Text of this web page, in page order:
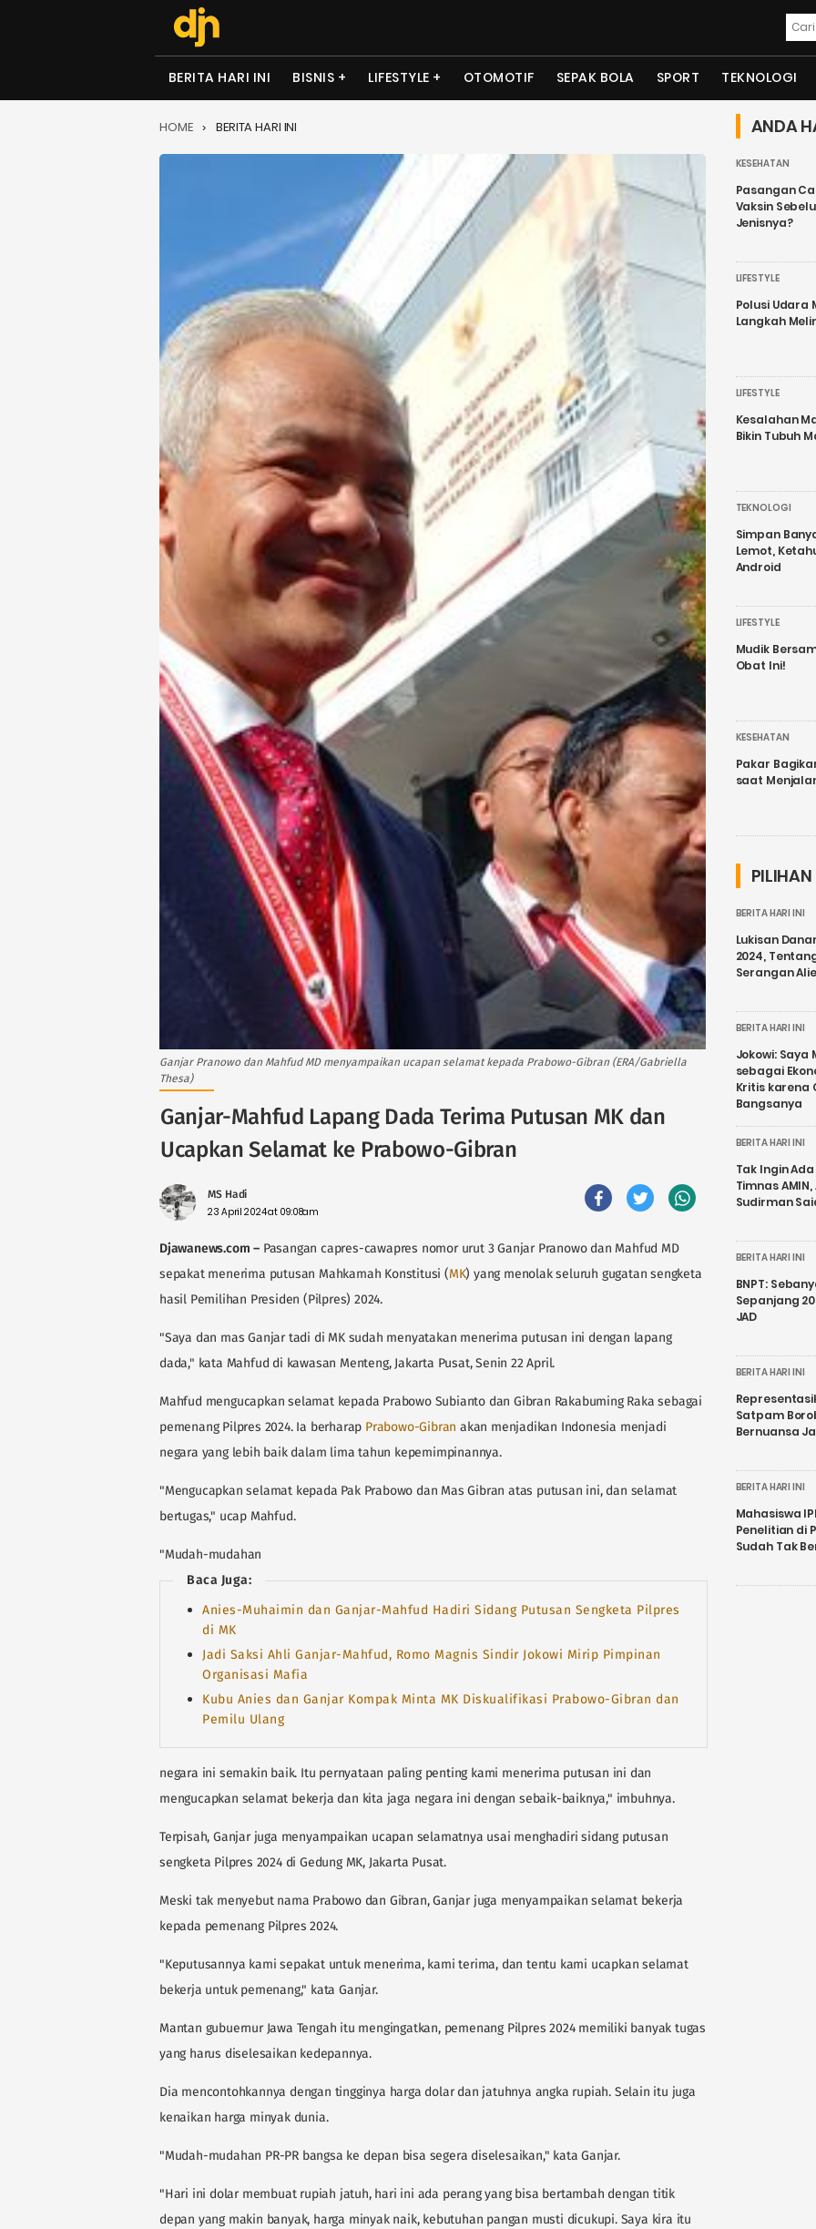
BERITA HARI INI BISNIS LIFESTYLE OTOMOTIF SEPAK BOLA SPORT TEKNOLOGI
HOME BERITA HARI INI
Ganjar Pranowo dan Mahfud MD menyampaikan ucapan selamat kepada Prabowo-Gibran (ERA/Gabriella
Thesa)
Ganjar-Mahfud Lapang Dada Terima Putusan MK dan
Ucapkan Selamat ke Prabowo-Gibran
MS Hadi
23 April 2024 at 09:08am
Djawanews.com – Pasangan capres-cawapres nomor urut 3 Ganjar Pranowo dan Mahfud MD
sepakat menerima putusan Mahkamah Konstitusi (MK) yang menolak seluruh gugatan sengketa
hasil Pemilihan Presiden (Pilpres) 2024.
"Saya dan mas Ganjar tadi di MK sudah menyatakan menerima putusan ini dengan lapang
dada," kata Mahfud di kawasan Menteng, Jakarta Pusat, Senin 22 April.
Mahfud mengucapkan selamat kepada Prabowo Subianto dan Gibran Rakabuming Raka sebagai
pemenang Pilpres 2024. Ia berharap Prabowo-Gibran akan menjadikan Indonesia menjadi
negara yang lebih baik dalam lima tahun kepemimpinannya.
"Mengucapkan selamat kepada Pak Prabowo dan Mas Gibran atas putusan ini, dan selamat
bertugas," ucap Mahfud.
"Mudah-mudahan
Baca Juga:
Anies-Muhaimin dan Ganjar-Mahfud Hadiri Sidang Putusan Sengketa Pilpres
di MK
Jadi Saksi Ahli Ganjar-Mahfud, Romo Magnis Sindir Jokowi Mirip Pimpinan
Organisasi Mafia
Kubu Anies dan Ganjar Kompak Minta MK Diskualifikasi Prabowo-Gibran dan
Pemilu Ulang
negara ini semakin baik. Itu pernyataan paling penting kami menerima putusan ini dan
mengucapkan selamat bekerja dan kita jaga negara ini dengan sebaik-baiknya," imbuhnya.
Terpisah, Ganjar juga menyampaikan ucapan selamatnya usai menghadiri sidang putusan
sengketa Pilpres 2024 di Gedung MK, Jakarta Pusat.
Meski tak menyebut nama Prabowo dan Gibran, Ganjar juga menyampaikan selamat bekerja
kepada pemenang Pilpres 2024.
"Keputusannya kami sepakat untuk menerima, kami terima, dan tentu kami ucapkan selamat
bekerja untuk pemenang," kata Ganjar.
Mantan gubuernur Jawa Tengah itu mengingatkan, pemenang Pilpres 2024 memiliki banyak tugas
yang harus diselesaikan kedepannya.
Dia mencontohkannya dengan tingginya harga dolar dan jatuhnya angka rupiah. Selain itu juga
kenaikan harga minyak dunia.
"Mudah-mudahan PR-PR bangsa ke depan bisa segera diselesaikan," kata Ganjar.
"Hari ini dolar membuat rupiah jatuh, hari ini ada perang yang bisa bertambah dengan titik
depan yang makin banyak, harga minyak naik, kebutuhan pangan musti dicukupi. Saya kira itu
ANDA
KESEHATAN
Pasangan
Vaksin
Jenisnya?
LIFESTYLE
Polusi Udara
Langkah
LIFESTYLE
Kesalahan
Bikin Tubuh
TEKNOLOGI
Simpan
Lemot,
Android
LIFESTYLE
Mudik
Obat Ini!
KESEHATAN
Pakar
saat
PILIHAN
BERITA HARI INI
Lukisan
2024,
Serangan
BERITA HARI INI
Jokowi: Saya
sebagai
Kritis karena
Bangsanya
BERITA HARI INI
Tak Ingin
Timnas
Sudirman
BERITA HARI INI
BNPT:
Sepanjang
JAD
BERITA HARI INI
Satpam
Bernuansa
BERITA HARI INI
Mahasiswa
Penelitian di
Sudah Tak